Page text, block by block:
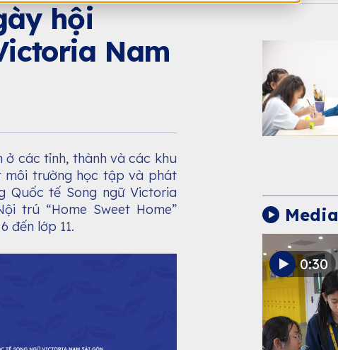
hội
Nam
ở các tỉnh, thành và các khu
môi trường học tập và phát
Quốc tế Song ngữ Victoria
trú “Home Sweet Home”
đến lớp 11.
Media
0:30